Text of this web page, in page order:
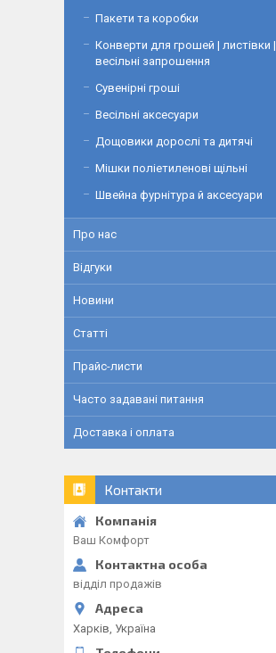
Пакети та коробки
Конверти для грошей | листівки |
весільні запрошення
Сувенірні гроші
Весільні аксесуари
Дощовики дорослі та дитячі
Мішки поліетиленові щільні
Швейна фурнітура й аксесуари
Про нас
Відгуки
Новини
Статті
Прайс-листи
Часто задавані питання
Доставка і оплата
Контакти
Ваш Комфорт
відділ продажів
Харків, Україна